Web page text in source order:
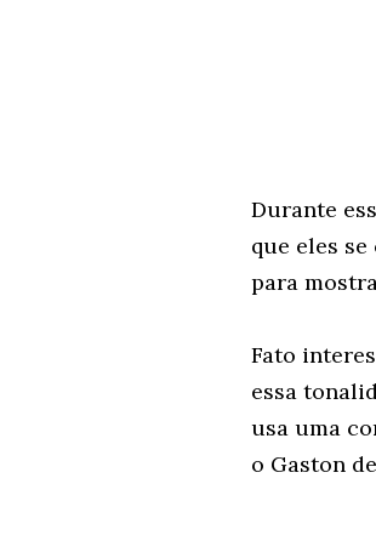
Durante
que eles
para
Fato
essa
usa uma
o Gaston